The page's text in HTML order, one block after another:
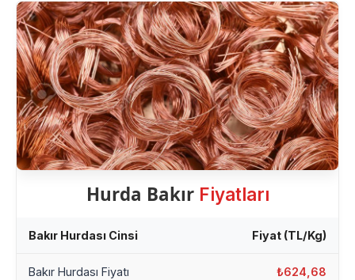
Hurda Bakır Fiyatları
Bakır Hurdası Cinsi Fiyat (TL/Kg)
Bakır Hurdası Fiyatı ₺624,68